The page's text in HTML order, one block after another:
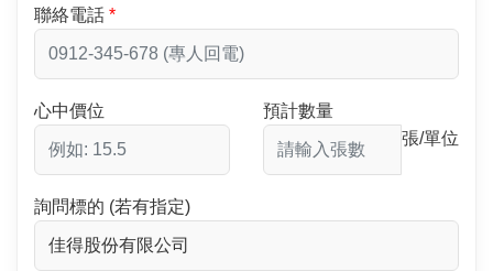
聯絡電話
心中價位
預計數量
張/單位
詢問標的 (若有指定)